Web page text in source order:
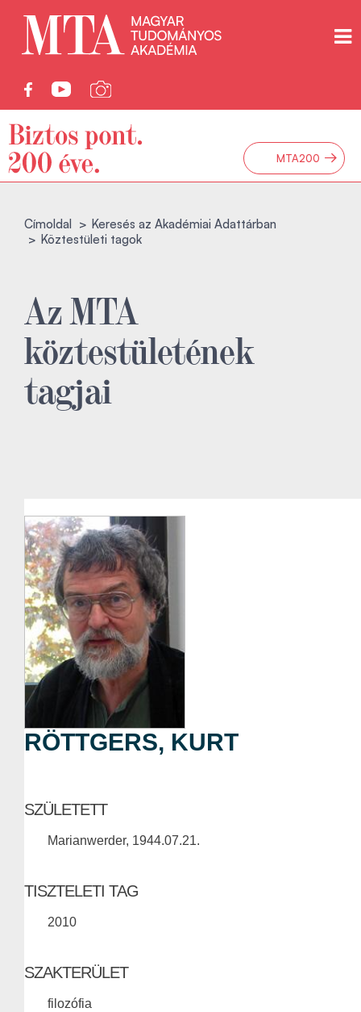
MTA200 →
Címoldal
Keresés az Akadémiai Adattárban
Köztestületi tagok
Az MTA
köztestületének
tagjai
RÖTTGERS, KURT
SZÜLETETT
Marianwerder, 1944.07.21.
TISZTELETI TAG
2010
SZAKTERÜLET
filozófia